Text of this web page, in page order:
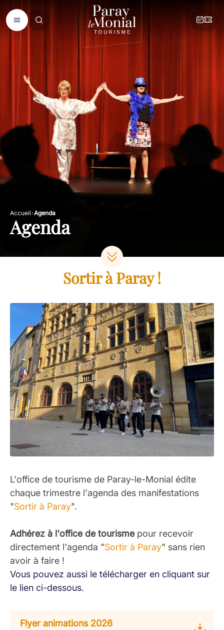
Accueil Agenda
Agenda
Sortir à Paray !
L'office de tourisme de Paray-le-Monial édite
chaque trimestre l'agenda des manifestations
"Sortir à Paray".
Adhérez à l'office de tourismepour recevoir
directement l'agenda "Sortir à Paray" sans rien
avoir à faire !
Vous pouvez aussi le télécharger en cliquant sur
le lien ci-dessous.
Flyer animations 2026